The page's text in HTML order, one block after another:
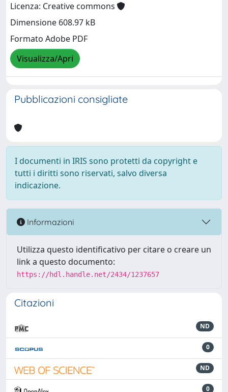
Licenza: Creative commons
Dimensione 608.97 kB
Formato Adobe PDF
Visualizza/Apri
Pubblicazioni consigliate
I documenti in IRIS sono protetti da copyright e
tutti i diritti sono riservati, salvo diversa
indicazione.
Informazioni
Utilizza questo identificativo per citare o creare un
link a questo documento:
https://hdl.handle.net/2434/1237657
Citazioni
ND
0
ND
0